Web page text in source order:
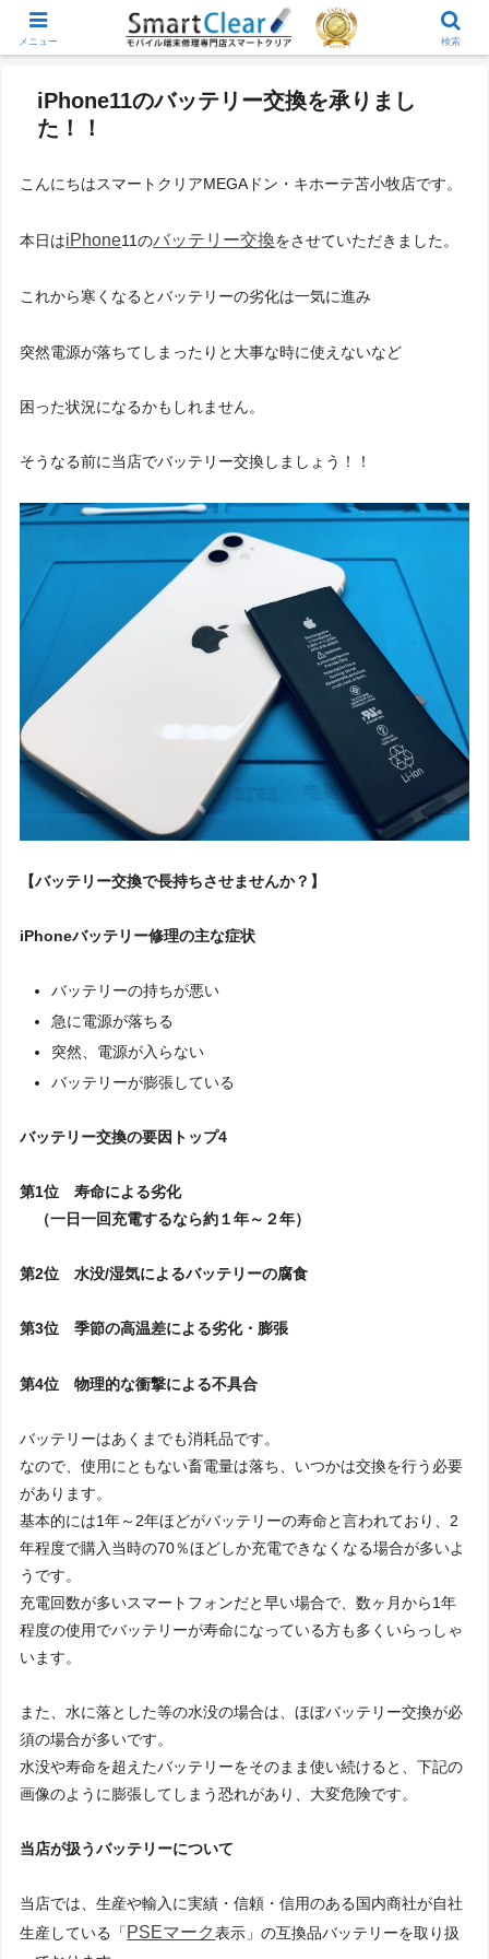
iPhone11のバッテリー交換を承りまし
た！！
こんにちはスマートクリアMEGAドン・キホーテ苫小牧店です。
本日はiPhone11のバッテリー交換をさせていただきました。
これから寒くなるとバッテリーの劣化は一気に進み
突然電源が落ちてしまったりと大事な時に使えないなど
困った状況になるかもしれません。
そうなる前に当店でバッテリー交換しましょう！！
【バッテリー交換で長持ちさせませんか？】
iPhoneバッテリー修理の主な症状
バッテリーの持ちが悪い
急に電源が落ちる
突然、電源が入らない
バッテリーが膨張している
バッテリー交換の要因トップ4
第1位 寿命による劣化
（一日一回充電するなら約１年～２年）
第2位 水没/湿気によるバッテリーの腐食
第3位 季節の高温差による劣化・膨張
第4位 物理的な衝撃による不具合
バッテリーはあくまでも消耗品です。
なので、使用にともない畜電量は落ち、いつかは交換を行う必要
があります。
基本的には1年～2年ほどがバッテリーの寿命と言われており、2
年程度で購入当時の70％ほどしか充電できなくなる場合が多いよ
うです。
充電回数が多いスマートフォンだと早い場合で、数ヶ月から1年
程度の使用でバッテリーが寿命になっている方も多くいらっしゃ
います。
また、水に落とした等の水没の場合は、ほぼバッテリー交換が必
須の場合が多いです。
水没や寿命を超えたバッテリーをそのまま使い続けると、下記の
画像のように膨張してしまう恐れがあり、大変危険です。
当店が扱うバッテリーについて
当店では、生産や輸入に実績・信頼・信用のある国内商社が自社
生産している「 PSEマーク表示」の互換品バッテリーを取り扱
メニュー 検索